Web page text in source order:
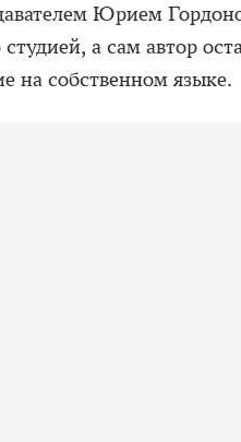
Юрием
а сам автор
на собственном языке.